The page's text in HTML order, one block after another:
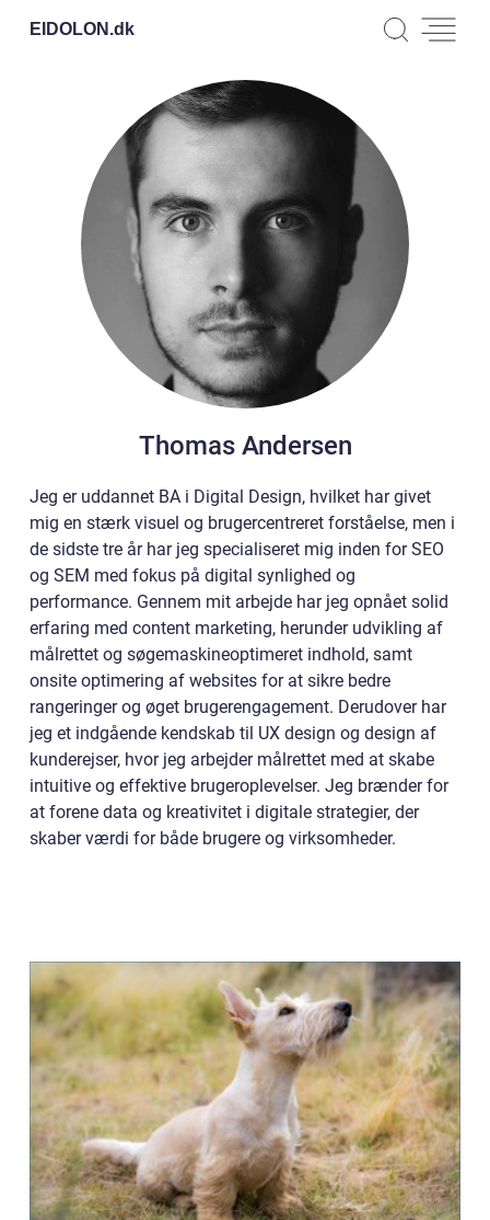
EIDOLON.dk
Thomas Andersen
Jeg er uddannet BA i Digital Design, hvilket har givet
mig en stærk visuel og brugercentreret forståelse, men i
de sidste tre år har jeg specialiseret mig inden for SEO
og SEM med fokus på digital synlighed og
performance. Gennem mit arbejde har jeg opnået solid
erfaring med content marketing, herunder udvikling af
målrettet og søgemaskineoptimeret indhold, samt
onsite optimering af websites for at sikre bedre
rangeringer og øget brugerengagement. Derudover har
jeg et indgående kendskab til UX design og design af
kunderejser, hvor jeg arbejder målrettet med at skabe
intuitive og effektive brugeroplevelser. Jeg brænder for
at forene data og kreativitet i digitale strategier, der
skaber værdi for både brugere og virksomheder.